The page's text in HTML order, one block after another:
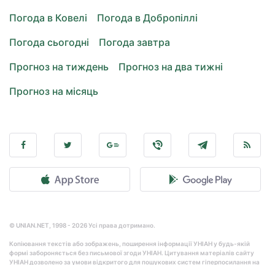
Погода в Ковелі
Погода в Добропіллі
Погода сьогодні
Погода завтра
Прогноз на тиждень
Прогноз на два тижні
Прогноз на місяць
© UNIAN.NET, 1998 - 2026 Усі права дотримано.
Копіювання текстів або зображень, поширення інформації УНІАН у будь-якій
формі забороняється без письмової згоди УНІАН. Цитування матеріалів сайту
УНІАН дозволено за умови відкритого для пошукових систем гіперпосилання на